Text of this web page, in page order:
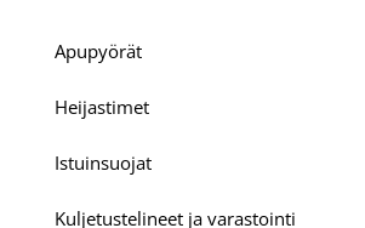
Apupyörät
Heijastimet
Istuinsuojat
Kuljetustelineet ja varastointi